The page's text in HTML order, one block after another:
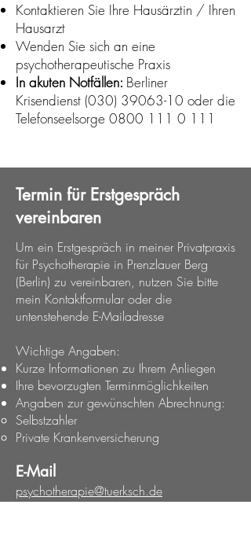
Kontaktieren Sie Ihre Hausärztin / Ihren
Hausarzt
Wenden Sie sich an eine
psychotherapeutische Praxis
In akuten Notfällen: Berliner
Krisendienst (030) 39063-10 oder die
Telefonseelsorge 0800 111 0 111
Termin für Erstgespräch
vereinbaren
Um ein Erstgespräch in meiner Privatpraxis
für Psychotherapie in Prenzlauer Berg
(Berlin) zu vereinbaren, nutzen Sie bitte
mein Kontaktformular oder die
untenstehende E-Mailadresse
Wichtige Angaben:​
Kurze Informationen zu Ihrem Anliegen
Ihre bevorzugten Terminmöglichkeiten
Angaben zur gewünschten Abrechnung:
Selbstzahler
Private Krankenversicherung
E-Mail
psychotherapie@tuerksch.de